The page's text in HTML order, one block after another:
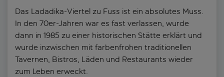
Das Ladadika-Viertel zu Fuss ist ein absolutes Muss.
In den 70er-Jahren war es fast verlassen, wurde
dann in 1985 zu einer historischen Stätte erklärt und
wurde inzwischen mit farbenfrohen traditionellen
Tavernen, Bistros, Läden und Restaurants wieder
zum Leben erweckt.